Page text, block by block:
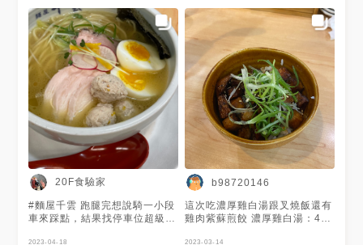
蔥丁也切得非常小塊，不太敢吃
生洋蔥的我也能接受 總結來說
是回台灣最滿意的一碗 本身沒
到特別喜歡雞白湯，尤其在這悶
熱的天氣吃上這一碗真的是種負
擔 不過從入店到用完餐，真的
都讓我稍微有種「身處在日本」
的感覺 覺得是就算身處雞白湯
拉麵激戰區的神戶六甲，這間麵
屋千雲也有本事能夠殺出血路，
大推！
質地濃厚，可以喝到熬出的膠質
感，喝起來也是日本的鹹度，店
員有提醒覺得太鹹可以幫忙加無
調味的高湯做調整 點綴一些柚
子皮，用淡淡的柚香蓋掉雞腥
味。雞肉丸子內有軟骨，讓咀嚼
口感更有層次 🔖 雞肉煎餃 有添
加紫蘇葉在內餡裡，讓餃子吃起
來爽口帶有清香。完全不油膩!!
- 🌸 鹽味雞湯拉麵 清爽柚香
NT.230 🌸 雞白湯拉麵 濃厚
NT.230 🌸 雞肉煎餃 NT.140 -
🔖 麵屋千雲 📍 10491台灣台北
市中山區林森北路105-1號 🕒
12:00-15:30 17:00-4:00 ☎️
02 2523 3198 - 台北▴中山區│
林森北路最美味宵夜│超人氣排
Blog：
20F食驗家
#麵屋千雲 跑腿完想說騎一小段
車來踩點，結果找停車位超級要
2023-04-18
b98720146
這次吃濃厚雞白湯跟叉燒飯還有
雞肉紫蘇煎餃 濃厚雞白湯：4*
2023-03-14